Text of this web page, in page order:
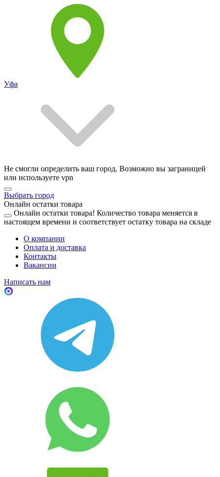
Уфа
Не смогли определить ваш город. Возможно вы заграницей
или используете vpn
Выбрать город
Онлайн остатки товара
Онлайн остатки товара! Количество товара меняется в
настоящем времени и соответствует остатку товара на складе
О компании
Оплата и доставка
Контакты
Вакансии
Написать нам